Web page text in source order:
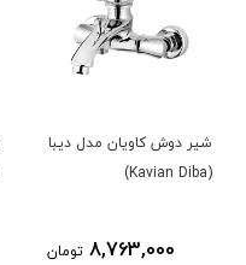
شیر دوش کاویان مدل دیبا
(Kavian Diba)
8,763,000 تومان